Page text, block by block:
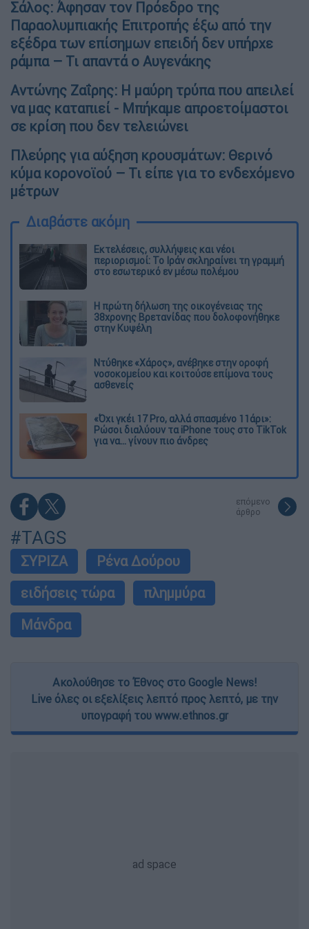
Σάλος: Άφησαν τον Πρόεδρο της
Παραολυμπιακής Επιτροπής έξω από την
εξέδρα των επίσημων επειδή δεν υπήρχε
ράμπα – Τι απαντά ο Αυγενάκης
Αντώνης Ζαΐρης: Η μαύρη τρύπα που απειλεί
να μας καταπιεί - Μπήκαμε απροετοίμαστοι
σε κρίση που δεν τελειώνει
Πλεύρης για αύξηση κρουσμάτων: Θερινό
κύμα κορονοϊού – Τι είπε για το ενδεχόμενο
μέτρων
Διαβάστε ακόμη
Εκτελέσεις, συλλήψεις και νέοι
περιορισμοί: Το Ιράν σκληραίνει τη γραμμή
στο εσωτερικό εν μέσω πολέμου
Η πρώτη δήλωση της οικογένειας της
38χρονης Βρετανίδας που δολοφονήθηκε
στην Κυψέλη
Ντύθηκε «Χάρος», ανέβηκε στην οροφή
νοσοκομείου και κοιτούσε επίμονα τους
ασθενείς
«Όχι γκέι 17 Pro, αλλά σπασμένο 11άρι»:
Ρώσοι διαλύουν τα iPhone τους στο TikTok
για να... γίνουν πιο άνδρες
επόμενο
άρθρο
#TAGS
ΣΥΡΙΖΑ
Ρένα Δούρου
ειδήσεις τώρα
πλημμύρα
Μάνδρα
Ακολούθησε το Έθνος στο Google News!
Live όλες οι εξελίξεις λεπτό προς λεπτό, με την
υπογραφή του www.ethnos.gr